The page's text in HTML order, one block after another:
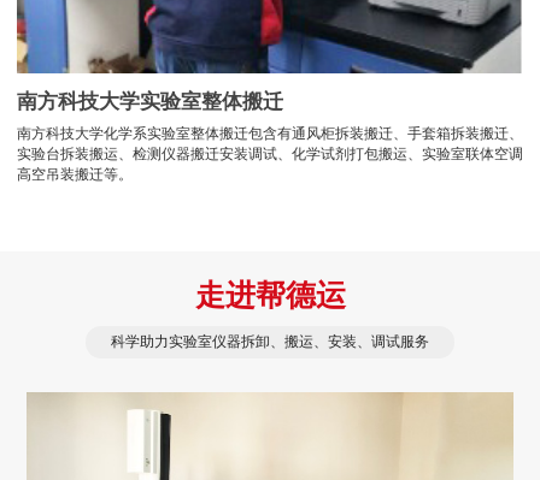
南方科技大学实验室整体搬迁
南方科技大学化学系实验室整体搬迁包含有通风柜拆装搬迁、手套箱拆装搬迁、
实验台拆装搬运、检测仪器搬迁安装调试、化学试剂打包搬运、实验室联体空调
高空吊装搬迁等。
走进帮德运
科学助力实验室仪器拆卸、搬运、安装、调试服务